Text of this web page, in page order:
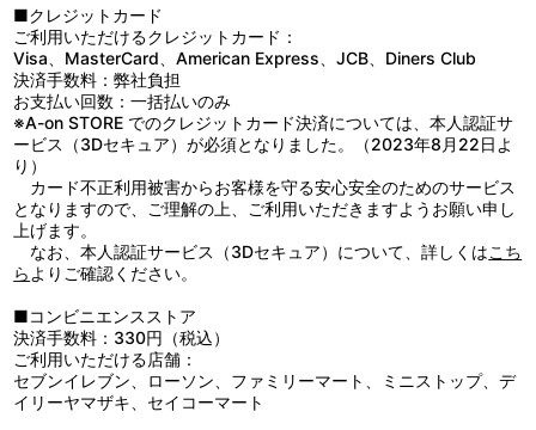
収録コンテンツ数：42種
＜「ガンダム ＭＳ動画図鑑」シリーズ（収録タイトル）＞
●2009年10月27日発売：[宇宙世紀]編 Vol.1
『機動戦士ガンダム』／『機動戦士ガンダム／第08MS小隊』／
『機動戦士ガンダム ＭＳイグルー -１年戦争秘録-』
『機動戦士ガンダム ＭＳイグルー -黙示録0079-』／『機動戦士ガ
ンダム ＭＳイグルー２ 重力戦線』
●2009年11月25日発売：[宇宙世紀]編 Vol.2
『機動戦士ガンダム0080 ポケットの中の戦争』／『機動戦士ガン
ダム0083 STARDUST MEMORY』
●2009年12月22日発売：[宇宙世紀]編 Vol.3
『機動戦士ガンダムＺＺ』／『機動戦士ガンダム 逆襲のシャア』／
『機動戦士ガンダムF91』
■クレジットカード
ご利用いただけるクレジットカード：
Visa、MasterCard、American Express、JCB、Diners Club
決済手数料：弊社負担
お支払い回数：一括払いのみ
※A-on STORE でのクレジットカード決済については、本人認証サ
ービス（3Dセキュア）が必須となりました。（2023年8月22日よ
り）
カード不正利用被害からお客様を守る安心安全のためのサービス
となりますので、ご理解の上、ご利用いただきますようお願い申し
上げます。
なお、本人認証サービス（3Dセキュア）について、詳しくはこち
ら よりご確認ください。
■コンビニエンスストア
決済手数料：330円（税込）
ご利用いただける店舗：
セブンイレブン、ローソン、ファミリーマート、ミニストップ、デ
イリーヤマザキ、セイコーマート